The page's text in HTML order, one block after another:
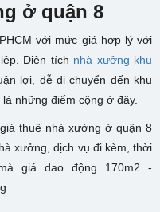
ở quận 8
với mức giá hợp lý với
Diện tích nhà xưởng khu
lợi, dễ di chuyển đến khu
những điểm cộng ở đây.
thuê nhà xưởng ở quận 8
xưởng, dịch vụ đi kèm, thời
giá dao động 170m2 -